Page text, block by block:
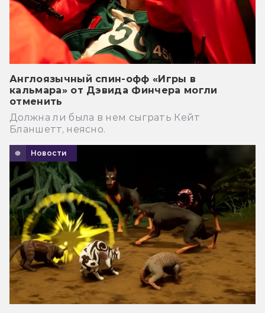
Англоязычный спин-офф «Игры в
кальмара» от Дэвида Финчера могли
отменить
Должна ли была в нем сыграть Кейт
Бланшетт, неясно.
Новости